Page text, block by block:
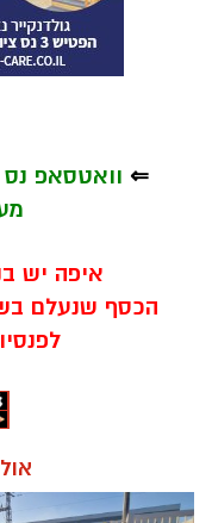
⇐ וואטסאפ
איפה יש
הכסף שנעלם